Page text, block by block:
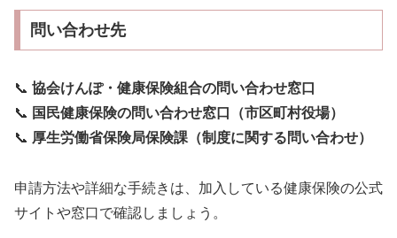
問い合わせ先
📞 協会けんぽ・健康保険組合の問い合わせ窓口
📞 国民健康保険の問い合わせ窓口（市区町村役場）
📞 厚生労働省保険局保険課（制度に関する問い合わせ）
申請方法や詳細な手続きは、加入している健康保険の公式
サイトや窓口で確認しましょう。